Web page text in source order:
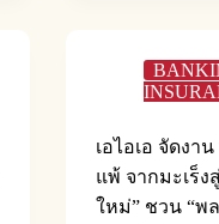
เอไอเอ จัดงา
แพ้ จากมะเร็ง
ใหม่” ชวน “พ